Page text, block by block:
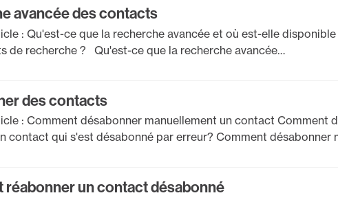
avancée des contacts
: Qu'est-ce que la recherche avancée et où est-elle
de recherche ? Qu'est-ce que la recherche avancée…
des contacts
: Comment désabonner manuellement un contact Comment
contact qui s'est désabonné par erreur? Comment désabonner
réabonner un contact désabonné